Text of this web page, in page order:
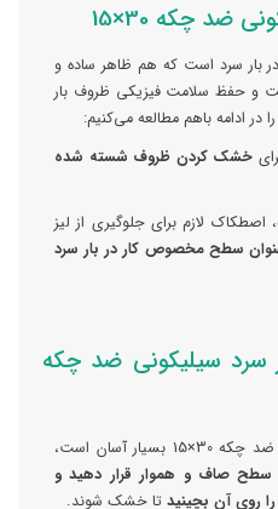
ضد چکه 30×15
در بار سرد است که هم ظاهر ساده و
و حفظ سلامت فیزیکی ظروف بار
در ادامه باهم مطالعه می‌کنیم:
خشک کردن ظروف شسته شده
لازم برای جلوگیری از لیز
سطح مخصوص کار در بار سرد
سرد سیلیکونی ضد چکه
استفاده از مت سیلیکونی بار سرد ضد چکه 30×15 بسیار آسان است،
صاف و هموار قرار دهید و
روی آن بچینید تا خشک شوند.